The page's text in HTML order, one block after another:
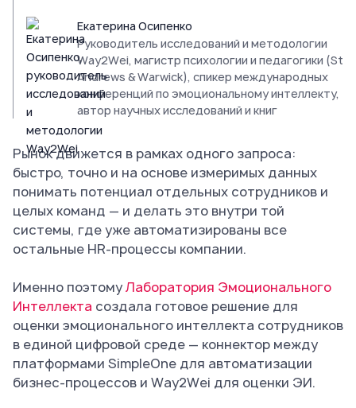
Екатерина Осипенко
Руководитель исследований и методологии
Way2Wei, магистр психологии и педагогики (St
Andrews & Warwick), спикер международных
конференций по эмоциональному интеллекту,
автор научных исследований и книг
Рынок движется в рамках одного запроса:
быстро, точно и на основе измеримых данных
понимать потенциал отдельных сотрудников и
целых команд — и делать это внутри той
системы, где уже автоматизированы все
остальные HR-процессы компании.
Именно поэтомуЛаборатория Эмоционального
Интеллекта создала готовое решение для
оценки эмоционального интеллекта сотрудников
в единой цифровой среде — коннектор между
платформами SimpleOne для автоматизации
бизнес-процессов и Way2Wei для оценки ЭИ.